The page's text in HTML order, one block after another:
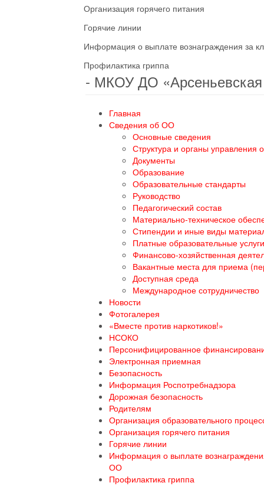
Организация горячего питания
Горячие линии
Информация о выплате вознаграждения за
Профилактика гриппа
- МКОУ ДО
Главная
Сведения об ОО
Основные сведения
Структура и органы управления
Документы
Образование
Образовательные стандарты
Руководство
Педагогический состав
Материально-техническое
Стипендии и иные виды
Платные образовательные услуги
Финансово-хозяйственная
Вакантные места для приема
Доступная среда
Международное сотрудничество
Новости
Фотогалерея
«Вместе против наркотиков!»
НСОКО
Персонифицированное
Электронная приемная
Безопасность
Информация Роспотребнадзора
Дорожная безопасность
Родителям
Организация образовательного
Организация горячего питания
Горячие линии
Информация о выплате
ОО
Профилактика гриппа